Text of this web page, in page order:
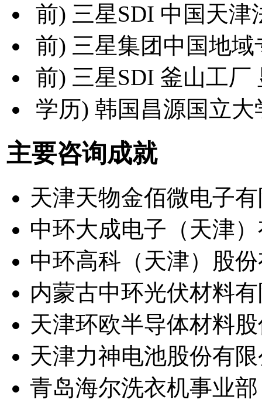
前) 三星SDI 中国天津
前) 三星集团中国地
前) 三星SDI 釜山工厂
学历) 韩国昌源国立
主要咨询成就
天津天物金佰微电子
中环大成电子（天津
中环高科（天津）股
内蒙古中环光伏材料
天津环欧半导体材料
天津力神电池股份有
青岛海尔洗衣机事业